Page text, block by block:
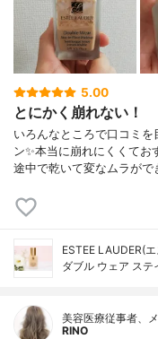
5.00
とにかく崩れない！
いろんなところで口コミ
ン✨本当に崩れにくくて
途中で乾いて変なムラが
ESTEE LAUDER(
ダブル ウェア ス
美容医療従事者、
RINO